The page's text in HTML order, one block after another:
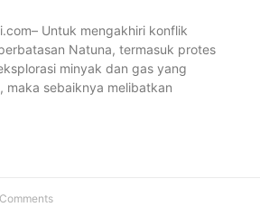
Untuk mengakhiri konflik
Natuna, termasuk protes
minyak dan gas yang
maka sebaiknya melibatkan